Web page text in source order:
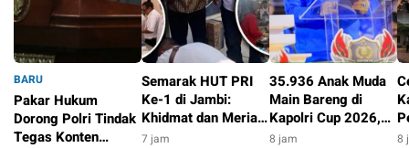
BARU
Pakar Hukum
Dorong Polri Tindak
Tegas Konten
Semarak HUT PRI
Ke-1 di Jambi:
Khidmat dan Meriah
Lewat Aksi Sosial
7 jam
35.936 Anak Muda
Main Bareng di
Kapolri Cup 2026,
Wakapolri: Jangan
8 jam 8